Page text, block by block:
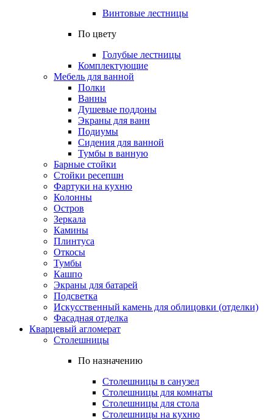
Винтовые лестницы
По цвету
Голубые лестницы
Комплектующие
Мебель для ванной
Полки
Ванны
Душевые поддоны
Экраны для ванн
Подиумы
Сидения для ванной
Тумбы в ванную
Барные стойки
Стойки ресепшн
Фартуки на кухню
Колонны
Остров
Зеркала
Камины
Плинтуса
Откосы
Тумбы
Кашпо
Экраны для батарей
Подсветка
Искусственный камень для облицовки (отделки)
Фасадная отделка
Кварцевый агломерат
Столешницы
По назначению
Столешницы в санузел
Столешницы для комнаты
Столешницы для стола
Столешницы на кухню